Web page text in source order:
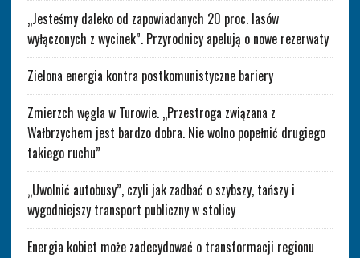
„Jesteśmy daleko od zapowiadanych 20 proc. lasów
wyłączonych z wycinek”. Przyrodnicy apelują o nowe rezerwaty
Zielona energia kontra postkomunistyczne bariery
Zmierzch węgla w Turowie. „Przestroga związana z
Wałbrzychem jest bardzo dobra. Nie wolno popełnić drugiego
takiego ruchu”
„Uwolnić autobusy”, czyli jak zadbać o szybszy, tańszy i
wygodniejszy transport publiczny w stolicy
Energia kobiet może zadecydować o transformacji regionu